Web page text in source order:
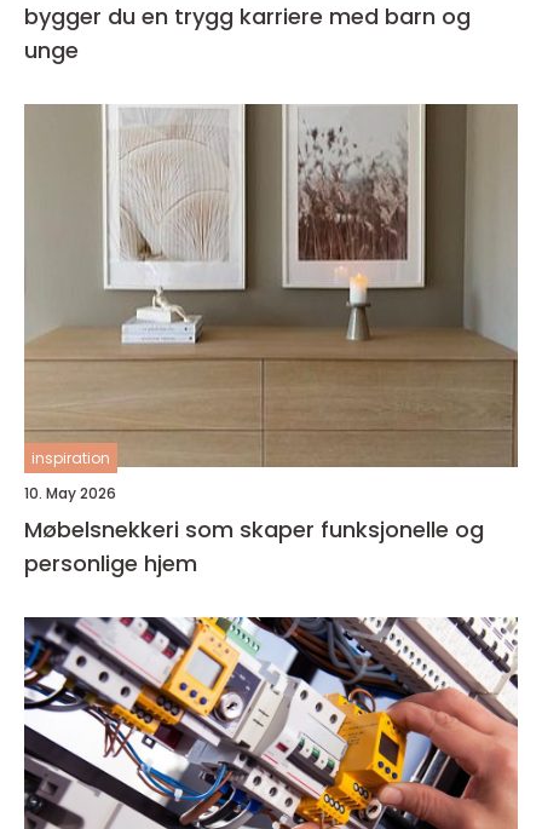
bygger du en trygg karriere med barn og
unge
inspiration
10. May 2026
Møbelsnekkeri som skaper funksjonelle og
personlige hjem